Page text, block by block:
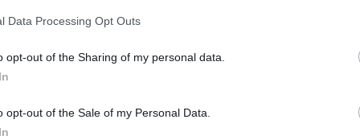
Data Processing Opt Outs
opt-out of the Sharing of my personal data.
opt-out of the Sale of my Personal Data.